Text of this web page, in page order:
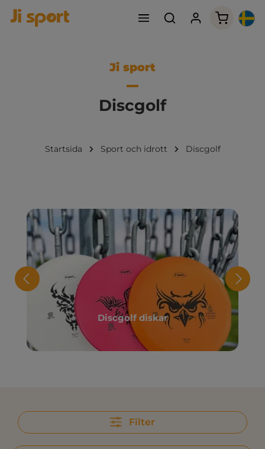
Ji sport
Discgolf
Startsida Sport och idrott Discgolf
Discgolf diskar
Filter